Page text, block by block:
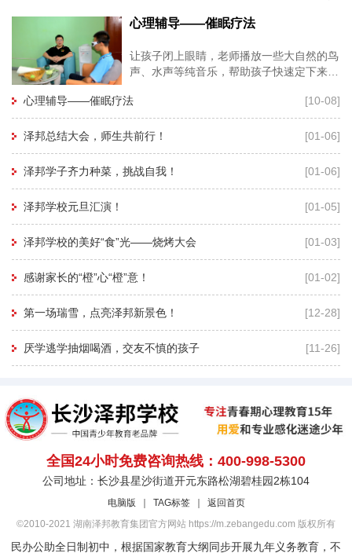
心理辅导——催眠疗法
让孩子闭上眼睛，老师播放一些大自然的鸟
声、水声等纯音乐，帮助孩子快速定下来，
利于心理老师深度进入孩子的
心理辅导——催眠疗法 [10-08]
泽邦总结大会，师生共前行！ [01-06]
泽邦学子齐力种菜，挑战自我！ [01-06]
泽邦学校元旦汇演！ [01-05]
泽邦学校的美好“食”光——烧烤大会 [01-03]
感谢家长的“橙”心“橙”意！ [01-02]
第一场瑞雪，点亮泽邦新景色！ [12-28]
厌学逃学抽烟喝酒，交友不慎的孩子 [11-26]
全国24小时免费咨询热线：400-998-5300
公司地址：长沙县星沙街道开元东路松湖碧桂园2栋104
电脑版 TAG标签
返回首页
©2010-2021 湖南泽邦教育集团官方网站 https://m.zebangedu.com 版权所有
民办公助全日制初中，根据国家教育大纲同步开展九年义务教育，不